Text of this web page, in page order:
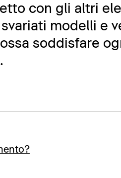
con gli altri
modelli e
soddisfare